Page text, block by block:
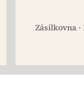
Zásilkovna ·